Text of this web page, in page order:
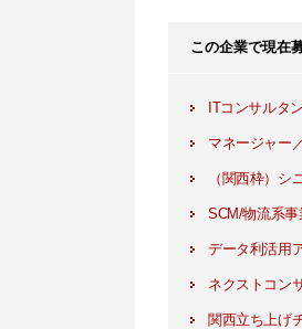
この企業で現在
ITコンサルタ
マネージャー
（関西枠）
SCM/物流系
データ利活用
ネクストコン
関西立ち上げ